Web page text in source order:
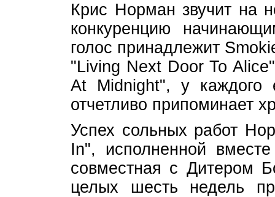
Крис Норман звучит на
конкуренцию
голос принадлежит
"Living Next Door To
At Midnight", у каждого
отчетливо припоминает
Успех сольных работ
In", исполненной
совместная с Дитером
целых шесть недель